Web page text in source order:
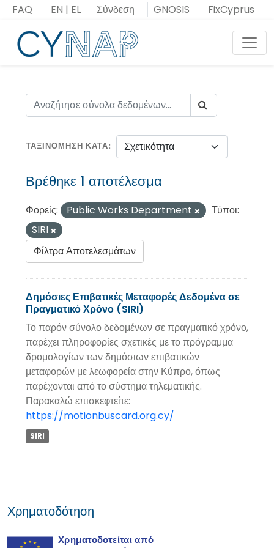
Μεταπήδηση
στο
περιεχόμενο
FAQ EN | EL Σύνδεση GNOSIS FixCyprus
ΤΑΞΙΝΌΜΗΣΗ ΚΑΤΆ
Βρέθηκε 1 αποτέλεσμα
Φορείς: Public Works Department
Τύποι:
SIRI
Φίλτρα Αποτελεσμάτων
Δημόσιες Επιβατικές Μεταφορές Δεδομένα σε
Πραγματικό Χρόνο (SIRI)
Το παρόν σύνολο δεδομένων σε πραγματικό χρόνο,
παρέχει πληροφορίες σχετικές με το πρόγραμμα
δρομολογίων των δημόσιων επιβατικών
μεταφορών με λεωφορεία στην Κύπρο, όπως
παρέχονται από το σύστημα τηλεματικής.
Παρακαλώ επισκεφτείτε:
https://motionbuscard.org.cy/
SIRI
Χρηματοδότηση